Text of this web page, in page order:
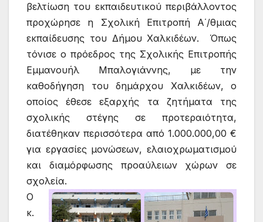
βελτίωση του εκπαιδευτικού περιβάλλοντος
προχώρησε η Σχολική Επιτροπή Α΄/θμιας
εκπαίδευσης του Δήμου Χαλκιδέων. Όπως
τόνισε ο πρόεδρος της Σχολικής Επιτροπής
Εμμανουήλ Μπαλογιάννης, με την
καθοδήγηση του δημάρχου Χαλκιδέων, ο
οποίος έθεσε εξαρχής τα ζητήματα της
σχολικής στέγης σε προτεραιότητα,
διατέθηκαν περισσότερα από 1.000.000,00 €
για εργασίες μονώσεων, ελαιοχρωματισμού
και διαμόρφωσης προαύλειων χώρων σε
σχολεία.
Ο
κ.